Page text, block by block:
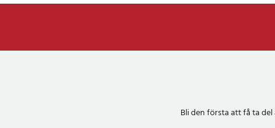
Bli den första att få ta